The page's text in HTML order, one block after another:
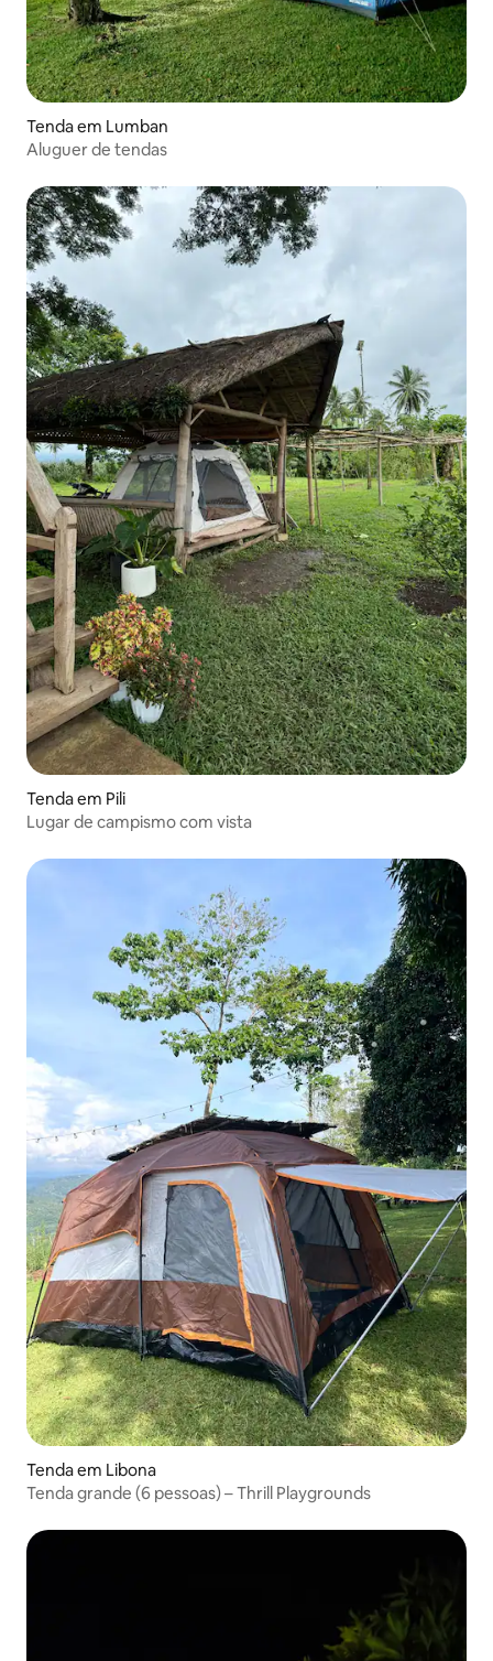
Tenda em Lumban
Aluguer de tendas
Tenda em Pili
Lugar de campismo com vista
Tenda em Libona
Tenda grande (6 pessoas) – Thrill Playgrounds